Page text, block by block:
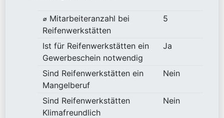
⌀ Mitarbeiteranzahl bei
Reifenwerkstätten
5
Ist für Reifenwerkstätten ein
Gewerbeschein notwendig
Ja
Sind Reifenwerkstätten ein
Mangelberuf
Nein
Sind Reifenwerkstätten
Klimafreundlich
Nein